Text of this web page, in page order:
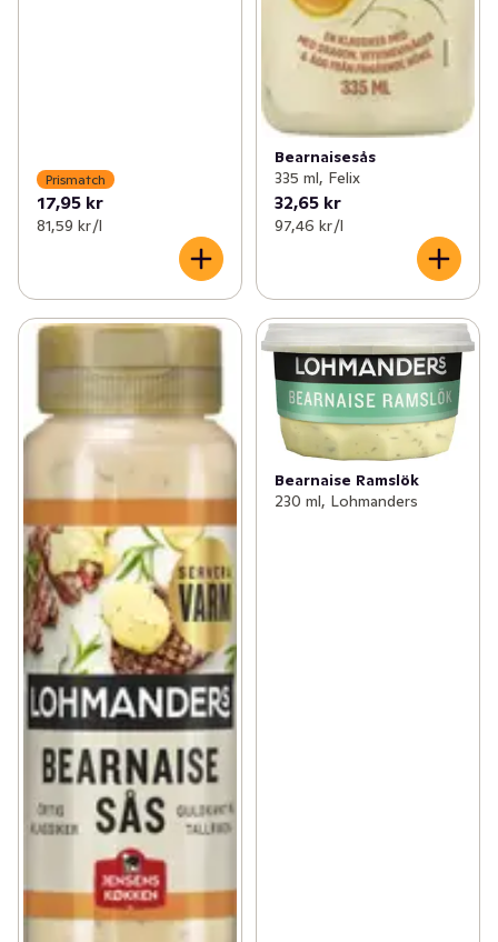
Prismatch
17,95 kr
81,59 kr /l
Bearnaisesås
335 ml, Felix
32,65 kr
97,46 kr /l
Bearnaise Ramslök
230 ml, Lohmanders